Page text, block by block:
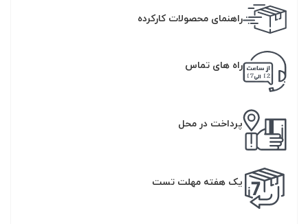
راهنمای محصولات کارکرده
راه های تماس
پرداخت در محل
یک هفته مهلت تست